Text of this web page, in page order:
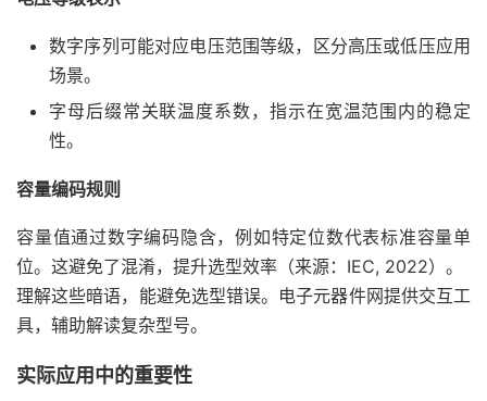
数字序列可能对应电压范围等级，区分高压或低压应用
场景。
字母后缀常关联温度系数，指示在宽温范围内的稳定
性。
容量编码规则
容量值通过数字编码隐含，例如特定位数代表标准容量单
位。这避免了混淆，提升选型效率（来源：IEC, 2022）。
理解这些暗语，能避免选型错误。电子元器件网提供交互工
具，辅助解读复杂型号。
实际应用中的重要性